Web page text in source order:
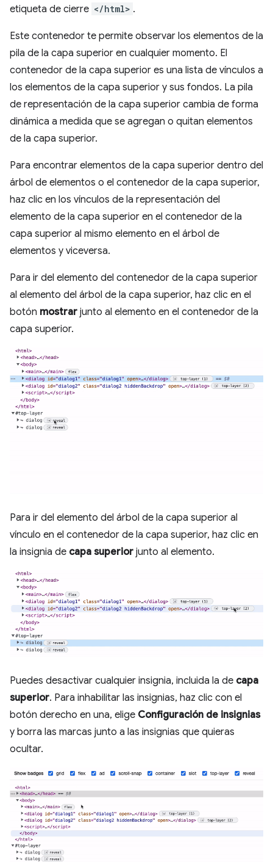
etiqueta de cierre </html> .
Este contenedor te permite observar los elementos de la
pila de la capa superior en cualquier momento. El
contenedor de la capa superior es una lista de vínculos a
los elementos de la capa superior y sus fondos. La pila
de representación de la capa superior cambia de forma
dinámica a medida que se agregan o quitan elementos
de la capa superior.
Para encontrar elementos de la capa superior dentro del
árbol de elementos o el contenedor de la capa superior,
haz clic en los vínculos de la representación del
elemento de la capa superior en el contenedor de la
capa superior al mismo elemento en el árbol de
elementos y viceversa.
Para ir del elemento del contenedor de la capa superior
al elemento del árbol de la capa superior, haz clic en el
botón mostrar junto al elemento en el contenedor de la
capa superior.
Para ir del elemento del árbol de la capa superior al
vínculo en el contenedor de la capa superior, haz clic en
la insignia de capa superior junto al elemento.
Puedes desactivar cualquier insignia, incluida la de capa
superior. Para inhabilitar las insignias, haz clic con el
botón derecho en una, elige Configuración de insignias
y borra las marcas junto a las insignias que quieras
ocultar.